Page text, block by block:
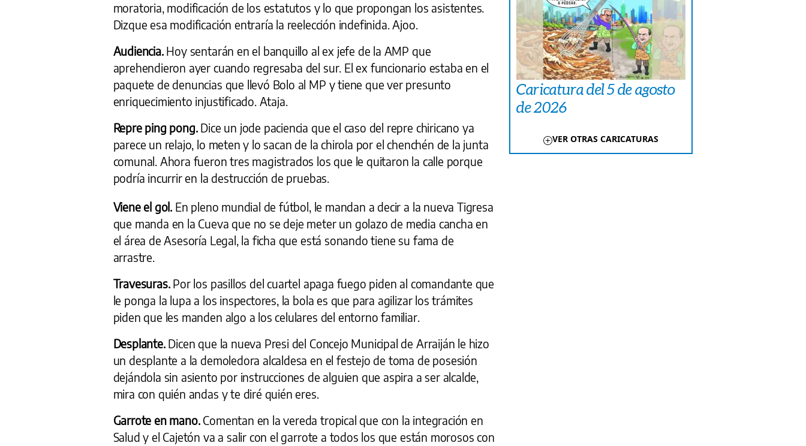
moratoria, modificación de los estatutos y lo que propongan los asistentes.
Dizque esa modificación entraría la reelección indefinida. Ajoo.
Audiencia. Hoy sentarán en el banquillo al ex jefe de la AMP que
aprehendieron ayer cuando regresaba del sur. El ex funcionario estaba en el
paquete de denuncias que llevó Bolo al MP y tiene que ver presunto
enriquecimiento injustificado. Ataja.
Repre ping pong.Dice un jode paciencia que el caso del repre chiricano ya
parece un relajo, lo meten y lo sacan de la chirola por el chenchén de la junta
comunal. Ahora fueron tres magistrados los que le quitaron la calle porque
podría incurrir en la destrucción de pruebas.
Viene el gol. En pleno mundial de fútbol, le mandan a decir a la nueva Tigresa
que manda en la Cueva que no se deje meter un golazo de media cancha en
el área de Asesoría Legal, la ficha que está sonando tiene su fama de
arrastre.
Travesuras. Por los pasillos del cuartel apaga fuego piden al comandante que
le ponga la lupa a los inspectores, la bola es que para agilizar los trámites
piden que les manden algo a los celulares del entorno familiar.
Desplante. Dicen que la nueva Presi del Concejo Municipal de Arraiján le hizo
un desplante a la demoledora alcaldesa en el festejo de toma de posesión
dejándola sin asiento por instrucciones de alguien que aspira a ser alcalde,
mira con quién andas y te diré quién eres.
Garrote en mano.Comentan en la vereda tropical que con la integración en
Salud y el Cajetón va a salir con el garrote a todos los que están morosos con
Caricatura del 5 de agosto
de 2026
VER OTRAS CARICATURAS